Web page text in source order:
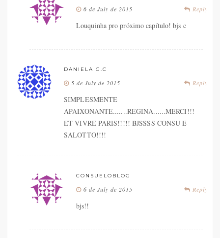
Reply
6 de July de 2015
Louquinha pro próximo capítulo! bjs c
DANIELA G.C
Reply
5 de July de 2015
SIMPLESMENTE
APAIXONANTE.......REGINA......MERCI!!!
ET VIVRE PARIS!!!!! BJSSSS CONSU E
SALOTTO!!!!
CONSUELOBLOG
Reply
6 de July de 2015
bjs!!